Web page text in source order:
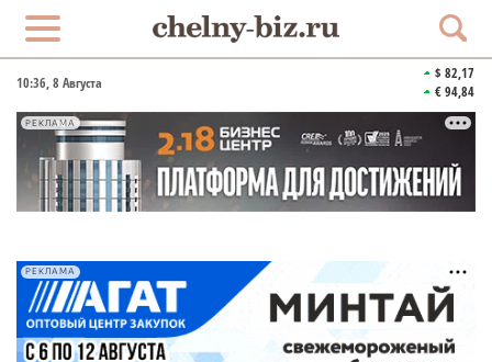
10:36, 8 Августа
$ 82,17
€ 94,84
РЕКЛАМА
РЕКЛАМА